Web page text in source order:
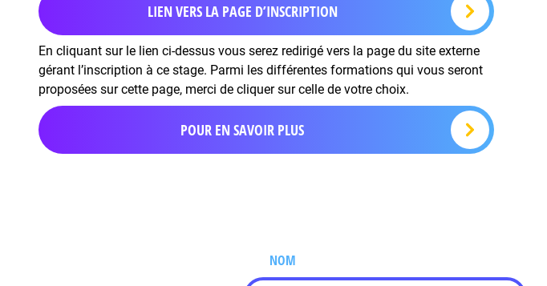
LIEN VERS LA PAGE D’INSCRIPTION
En cliquant sur le lien ci-dessus vous serez redirigé vers la page du site externe
gérant l’inscription à ce stage. Parmi les différentes formations qui vous seront
proposées sur cette page, merci de cliquer sur celle de votre choix.
POUR EN SAVOIR PLUS
NOM